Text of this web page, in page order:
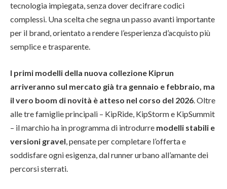
tecnologia impiegata, senza dover decifrare codici
complessi. Una scelta che segna un passo avanti importante
per il brand, orientato a rendere l’esperienza d’acquisto più
semplice e trasparente.
I primi modelli della nuova collezione Kiprun
arriveranno sul mercato già tra gennaio e febbraio, ma
il vero boom di novità è atteso nel corso del 2026 . Oltre
alle tre famiglie principali – KipRide, KipStorm e KipSummit
– il marchio ha in programma di introdurre modelli stabili e
versioni gravel , pensate per completare l’offerta e
soddisfare ogni esigenza, dal runner urbano all’amante dei
percorsi sterrati.